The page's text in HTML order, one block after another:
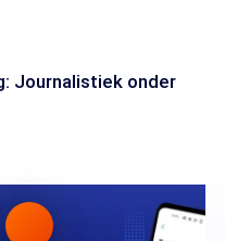
Journalistiek onder